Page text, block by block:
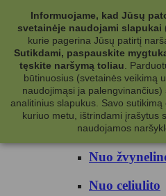
Kategorijos
Kosmetika
Kūno priežiūrai
Nuo prakaito
Kūno
Nuo
Nuo celiulito
Informuojame, kad Jūsų
svetainėje naudojami slapukai
kurie pagerina Jūsų patirtį
Sutikdami, paspauskite
tęskite naršymą toliau
būtinuosius (svetainės veikimą
naudojimąsi ja palengvinančius)
analitinius slapukus. Savo
kuriuo metu, ištrindami įrašytus
naudojamos